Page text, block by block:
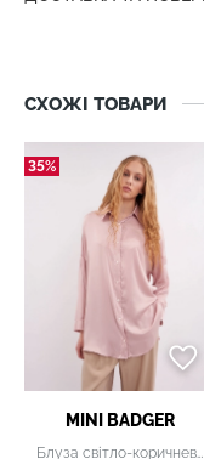
СХОЖІ ТОВАРИ
35%
MINI BADGER